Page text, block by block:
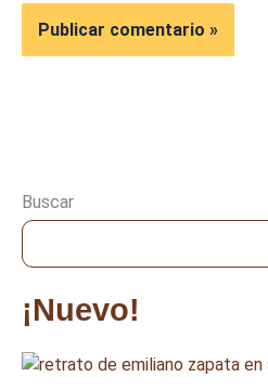
Buscar
¡Nuevo!